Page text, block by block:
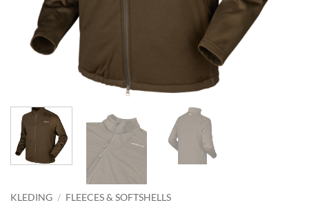
KLEDING / FLEECES & SOFTSHELLS